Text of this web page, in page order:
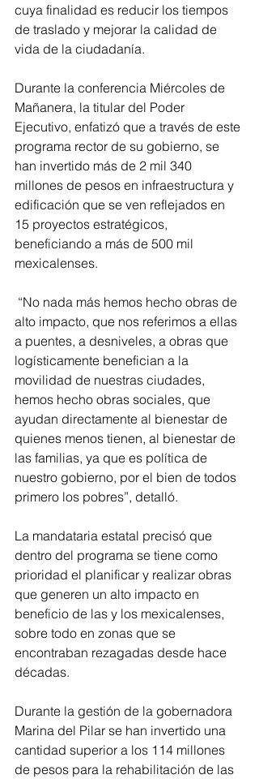
cuya finalidad es reducir los tiempos
de traslado y mejorar la calidad de
vida de la ciudadanía.
Durante la conferencia Miércoles de
Mañanera, la titular del Poder
Ejecutivo, enfatizó que a través de este
programa rector de su gobierno, se
han invertido más de 2 mil 340
millones de pesos en infraestructura y
edificación que se ven reflejados en
15 proyectos estratégicos,
beneficiando a más de 500 mil
mexicalenses.
alto impacto, que nos referimos a ellas
a puentes, a desniveles, a obras que
logísticamente benefician a la
movilidad de nuestras ciudades,
hemos hecho obras sociales, que
ayudan directamente al bienestar de
quienes menos tienen, al bienestar de
las familias, ya que es política de
nuestro gobierno, por el bien de todos
primero los pobres”, detalló.
La mandataria estatal precisó que
dentro del programa se tiene como
prioridad el planificar y realizar obras
que generen un alto impacto en
beneficio de las y los mexicalenses,
sobre todo en zonas que se
encontraban rezagadas desde hace
décadas.
Durante la gestión de la gobernadora
Marina del Pilar se han invertido una
cantidad superior a los 114 millones
de pesos para la rehabilitación de las